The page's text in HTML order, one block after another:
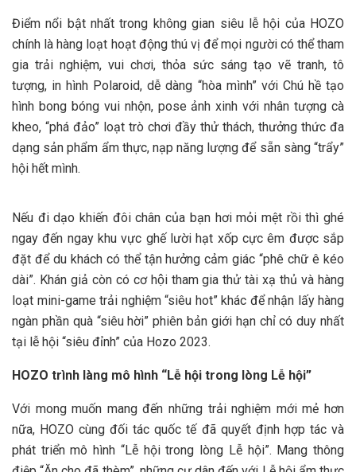
Điểm nổi bật nhất trong không gian siêu lễ hội của HOZO
chính là hàng loạt hoạt động thú vị để mọi người có thể tham
gia trải nghiệm, vui chơi, thỏa sức sáng tạo vẽ tranh, tô
tượng, in hình Polaroid, dễ dàng “hòa mình” với Chú hề tạo
hình bong bóng vui nhộn, pose ảnh xinh với nhân tượng cà
kheo, “phá đảo” loạt trò chơi đầy thử thách, thưởng thức đa
dạng sản phẩm ẩm thực, nạp năng lượng để sẵn sàng “trẩy”
hội hết mình.
Nếu đi dạo khiến đôi chân của bạn hơi mỏi mệt rồi thì ghé
ngay đến ngay khu vực ghế lười hạt xốp cực êm được sắp
đặt để du khách có thể tận hưởng cảm giác “phê chữ ê kéo
dài”. Khán giả còn có cơ hội tham gia thử tài xạ thủ và hàng
loạt mini-game trải nghiệm “siêu hot” khác để nhận lấy hàng
ngàn phần quà “siêu hời” phiên bản giới hạn chỉ có duy nhất
tại lễ hội “siêu đỉnh” của Hozo 2023.
HOZO trình làng mô hình “Lễ hội trong lòng Lễ hội”
Với mong muốn mang đến những trải nghiệm mới mẻ hơn
nữa, HOZO cùng đối tác quốc tế đã quyết định hợp tác và
phát triển mô hình “Lễ hội trong lòng Lễ hội”. Mang thông